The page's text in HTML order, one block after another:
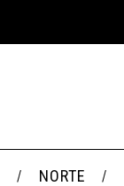
NORTE